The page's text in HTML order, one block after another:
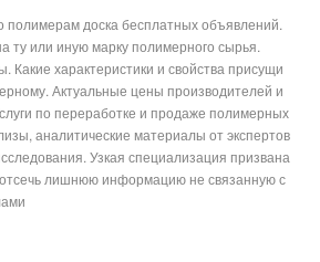
доска бесплатных объявлений.
ту или иную марку полимерного сырья.
Какие характеристики и свойства присущи
Актуальные цены производителей и
по переработке и продаже полимерных
аналитические материалы от экспертов
Узкая специализация призвана
лишнюю информацию не связанную с
материалами